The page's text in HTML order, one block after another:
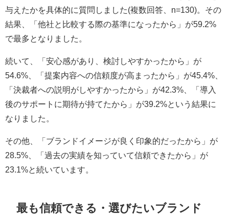
与えたかを具体的に質問しました(複数回答、n=130)。その
結果、「他社と比較する際の基準になったから」が59.2%
で最多となりました。
続いて、「安心感があり、検討しやすかったから」が
54.6%、「提案内容への信頼度が高まったから」が45.4%、
「決裁者への説明がしやすかったから」が42.3%、「導入
後のサポートに期待が持てたから」が39.2%という結果に
なりました。
その他、「ブランドイメージが良く印象的だったから」が
28.5%、「過去の実績を知っていて信頼できたから」が
23.1%と続いています。
最も信頼できる・選びたいブランド